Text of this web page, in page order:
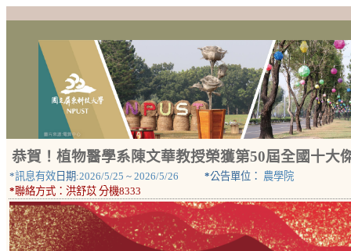
恭賀！植物醫學系陳文華教授榮獲第50屆全國十大
*訊息有效 日期:2026/5/25 ~ 2026/5/26 *公告單位： 農學院
*聯絡方式： 洪舒苡 分機8333